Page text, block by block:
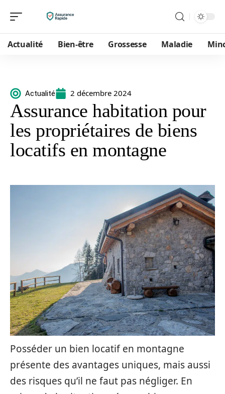
Actualité Bien-être Grossesse Maladie
Actualité 2 décembre 2024
Assurance habitation pour
les propriétaires de biens
locatifs en montagne
Posséder un bien locatif en montagne
présente des avantages uniques, mais aussi
des risques qu’il ne faut pas négliger. En